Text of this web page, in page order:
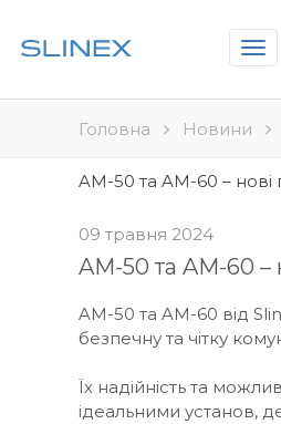
Головна Новини
AM-50 та AM-60 – нові
09 травня 2024
AM-50 та AM-60 –
AM-50 та AM-60 від
безпечну та чітку
Їх надійність та
ідеальними установ,